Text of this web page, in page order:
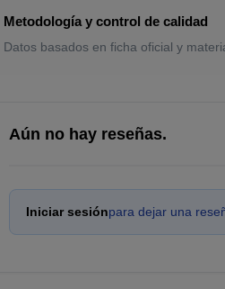
Metodología y control de calidad
Datos basados en ficha oficial y
Aún no hay reseñas.
Iniciar sesiónpara dejar una